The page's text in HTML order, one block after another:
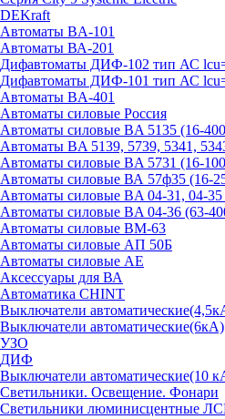
DEKraft
Автоматы BA-101
Автоматы ВА-201
Дифавтоматы ДИФ-102 тип АС
Дифавтоматы ДИФ-101 тип АС
Автоматы BA-401
Автоматы силовые Россия
Автоматы силовые BA 5135 (16-
Автоматы BA 5139, 5739, 5341,
Автоматы силовые BA 5731 (16-
Автоматы силовые ВА 57ф35 (16-
Автоматы силовые BA 04-31, 04-
Автоматы силовые BA 04-36 (63-
Автоматы силовые ВМ-63
Автоматы силовые АП 50Б
Автоматы силовые АЕ
Аксессуары для ВА
Автоматика CHINT
Выключатели
Выключатели автоматические(6кА)
УЗО
ДИФ
Выключатели автоматические(10
Светильники. Освещение. Фонари
Светильники люминисцентные